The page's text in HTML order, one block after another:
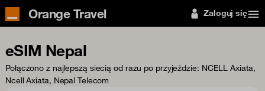
Orange Travel Zaloguj się
eSIM Nepal
Połączono z najlepszą siecią od razu po przyjeździe: NCELL Axiata,
Ncell Axiata, Nepal Telecom